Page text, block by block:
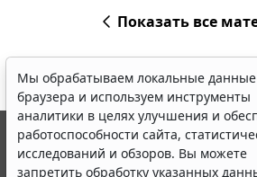
Показать все
Мы обрабатываем локальные данные
браузера и используем инструменты
аналитики в целях улучшения и
работоспособности сайта,
исследований и обзоров. Вы можете
запретить обработку указанных
© ООО "НПП "ГАРАНТ-СЕРВИС", 2026.
выпускается с 1990 года. Компания